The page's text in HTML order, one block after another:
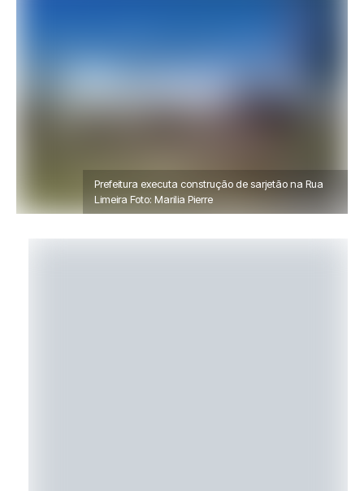
Prefeitura executa construção de sarjetão na Rua
Limeira Foto: Marilia Pierre